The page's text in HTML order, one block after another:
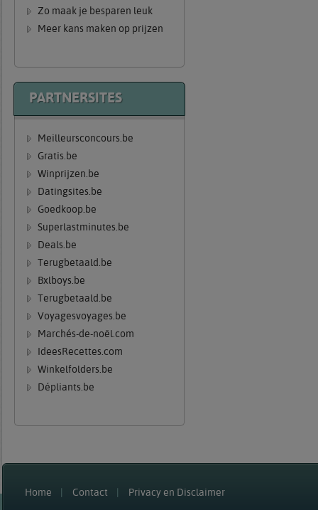
Zo maak je besparen leuk
Meer kans maken op prijzen
PARTNERSITES
Meilleursconcours.be
Gratis.be
Winprijzen.be
Datingsites.be
Goedkoop.be
Superlastminutes.be
Deals.be
Terugbetaald.be
Bxlboys.be
Terugbetaald.be
Voyagesvoyages.be
Marchés-de-noël.com
IdeesRecettes.com
Winkelfolders.be
Dépliants.be
Home Contact Privacy en Disclaimer